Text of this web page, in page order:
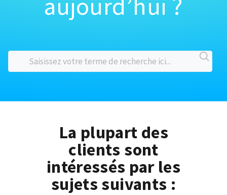
aujourd’hui ?
La plupart des
clients sont
intéressés par les
sujets suivants :